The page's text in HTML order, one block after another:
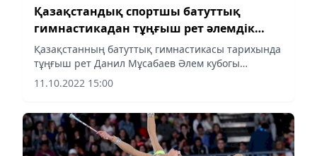
Қазақстандық спортшы батуттық
гимнастикадан тұңғыш рет әлемдік
рейтингте топ жарды
Қазақстанның батуттық гимнастикасы тарихында
тұңғыш рет Данил Мұсабаев Әлем кубогы
кезеңдерінің қосындысы бойынша әлемдік
рейтингте бірінші орынға ие болды, деп
11.10.2022 15:00